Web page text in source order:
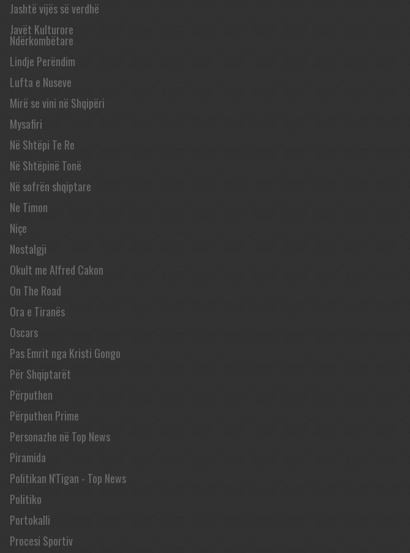
Jashtë vijës së verdhë
Javët Kulturore
Ndërkombëtare
Lindje Perëndim
Lufta e Nuseve
Mirë se vini në Shqipëri
Mysafiri
Në Shtëpi Te Re
Në Shtëpinë Tonë
Në sofrën shqiptare
Ne Timon
Niçe
Nostalgji
Okult me Alfred Cakon
On The Road
Ora e Tiranës
Oscars
Pas Emrit nga Kristi Gongo
Për Shqiptarët
Përputhen
Përputhen Prime
Personazhe në Top News
Piramida
Politikan N'Tigan - Top News
Politiko
Portokalli
Procesi Sportiv